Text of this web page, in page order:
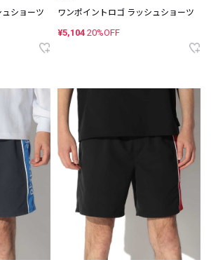
ショーツ ワンポイントロゴ ラッシュショーツ
¥5,104 20%OFF